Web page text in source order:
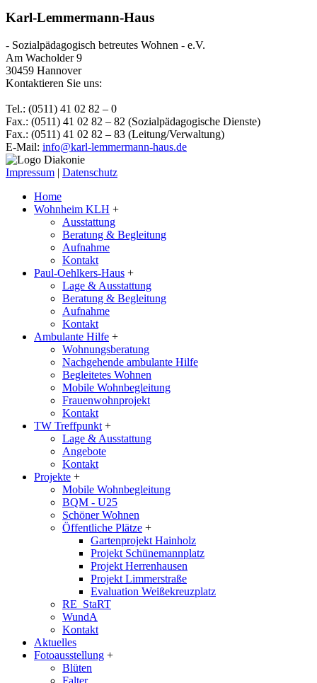
Karl-Lemmermann-Haus
- Sozialpädagogisch betreutes Wohnen - e.V.
Am Wacholder 9
30459 Hannover
Kontaktieren Sie uns:
Tel.: (0511) 41 02 82 – 0
Fax.: (0511) 41 02 82 – 82 (Sozialpädagogische Dienste)
Fax.: (0511) 41 02 82 – 83 (Leitung/Verwaltung)
E-Mail: info@karl-lemmermann-haus.de
Impressum | Datenschutz
Home
Wohnheim KLH +
Ausstattung
Beratung & Begleitung
Aufnahme
Kontakt
Paul-Oehlkers-Haus +
Lage & Ausstattung
Beratung & Begleitung
Aufnahme
Kontakt
Ambulante Hilfe +
Wohnungsberatung
Nachgehende ambulante Hilfe
Begleitetes Wohnen
Mobile Wohnbegleitung
Frauenwohnprojekt
Kontakt
TW Treffpunkt +
Lage & Ausstattung
Angebote
Kontakt
Projekte +
Mobile Wohnbegleitung
BQM - U25
Schöner Wohnen
Öffentliche Plätze +
Gartenprojekt Hainholz
Projekt Schünemannplatz
Projekt Herrenhausen
Projekt Limmerstraße
Evaluation Weißekreuzplatz
RE_StaRT
WundA
Kontakt
Aktuelles
Fotoausstellung +
Blüten
Falter